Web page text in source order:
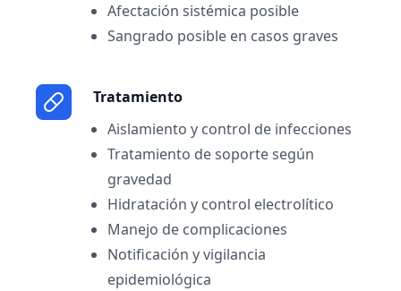
Afectación sistémica posible
Sangrado posible en casos graves
Tratamiento
Aislamiento y control de infecciones
Tratamiento de soporte según
gravedad
Hidratación y control electrolítico
Manejo de complicaciones
Notificación y vigilancia
epidemiológica